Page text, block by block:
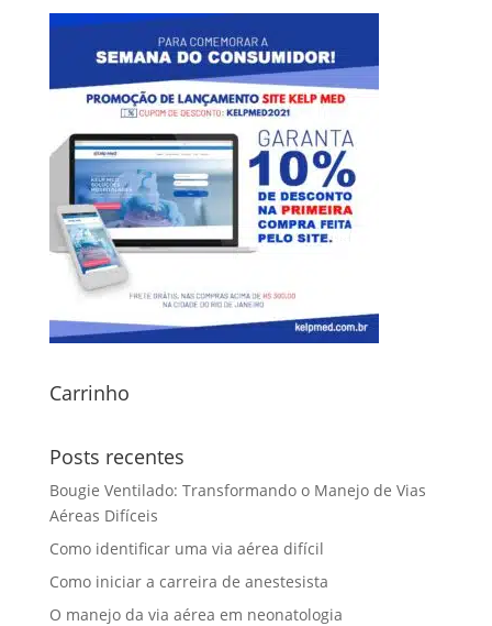
Carrinho
Posts recentes
Bougie Ventilado: Transformando o Manejo de Vias
Aéreas Difíceis
Como identificar uma via aérea difícil
Como iniciar a carreira de anestesista
O manejo da via aérea em neonatologia